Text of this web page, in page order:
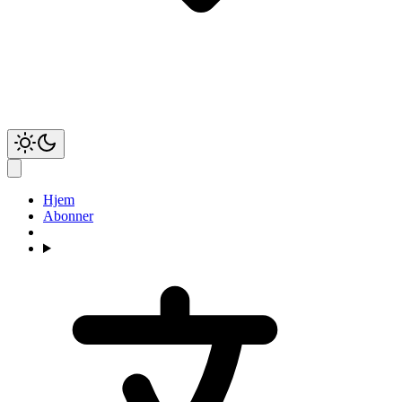
Hjem
Abonner